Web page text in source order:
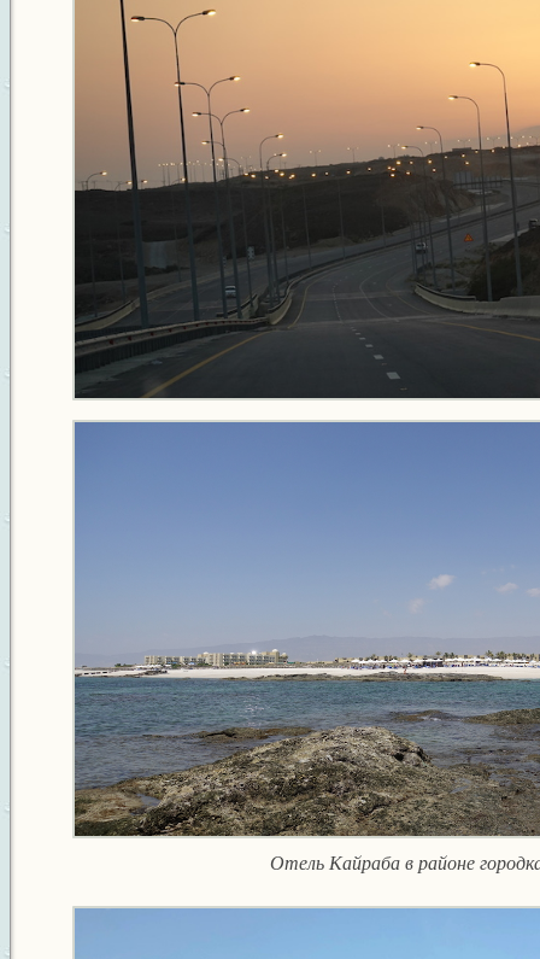
Отель Кайраба в районе